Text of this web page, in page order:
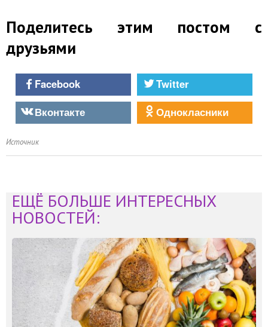
Поделитесь этим постом с
друзьями
Facebook
Twitter
Вконтакте
Однокласники
Источник
ЕЩЁ БОЛЬШЕ ИНТЕРЕСНЫХ
НОВОСТЕЙ: